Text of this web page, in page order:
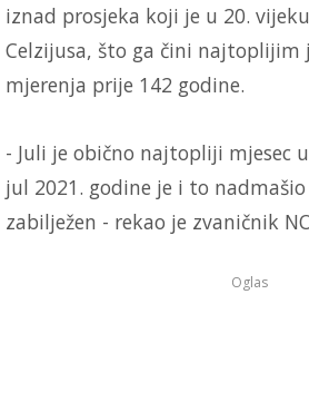
iznad prosjeka koji je u 20.
Celzijusa, što ga čini najtoplijim
mjerenja prije 142 godine.
- Juli je obično najtopliji mjesec
jul 2021. godine je i to
zabilježen - rekao je zvaničnik
Oglas